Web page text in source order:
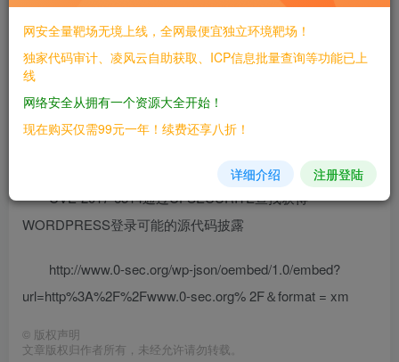
————
二、漏洞影响
————
三、复现过程
CVE-2017-6514通过CFSECURITE查找获得
WORDPRESS登录可能的源代码披露
http://www.0-sec.org/wp-json/oembed/1.0/embed?
url=http%3A%2F%2Fwww.0-sec.org% 2F＆format = xm
© 版权声明
文章版权归作者所有，未经允许请勿转载。
网安全量靶场无境上线，全网最便宜独立环境靶场！
独家代码审计、凌风云自助获取、ICP信息批量查询等功能已上
线
网络安全从拥有一个资源大全开始！
现在购买仅需99元一年！续费还享八折！
详细介绍 注册登陆